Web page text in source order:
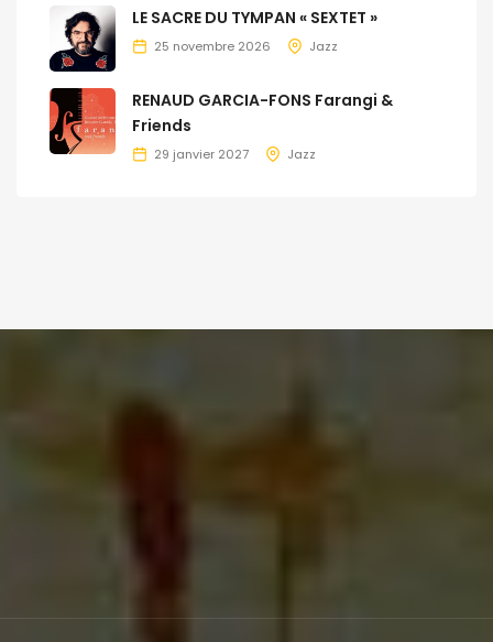
LE SACRE DU TYMPAN « SEXTET »
25 novembre 2026 Jazz
RENAUD GARCIA-FONS Farangi &
Friends
29 janvier 2027 Jazz